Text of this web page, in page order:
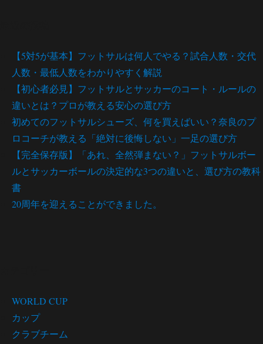
【5対5が基本】フットサルは何人でやる？試合人数・交代
人数・最低人数をわかりやすく解説
【初心者必見】フットサルとサッカーのコート・ルールの
違いとは？プロが教える安心の選び方
初めてのフットサルシューズ、何を買えばいい？奈良のプ
ロコーチが教える「絶対に後悔しない」一足の選び方
【完全保存版】「あれ、全然弾まない？」フットサルボー
ルとサッカーボールの決定的な3つの違いと、選び方の教科
書
20周年を迎えることができました。
WORLD CUP
カップ
クラブチーム